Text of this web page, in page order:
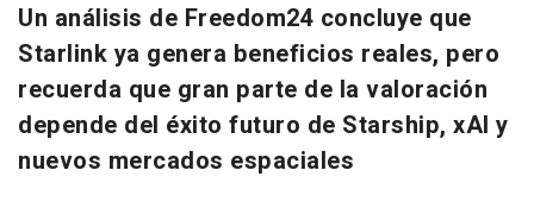
Un análisis de Freedom24 concluye que
Starlink ya genera beneficios reales, pero
recuerda que gran parte de la valoración
depende del éxito futuro de Starship, xAI y
nuevos mercados espaciales